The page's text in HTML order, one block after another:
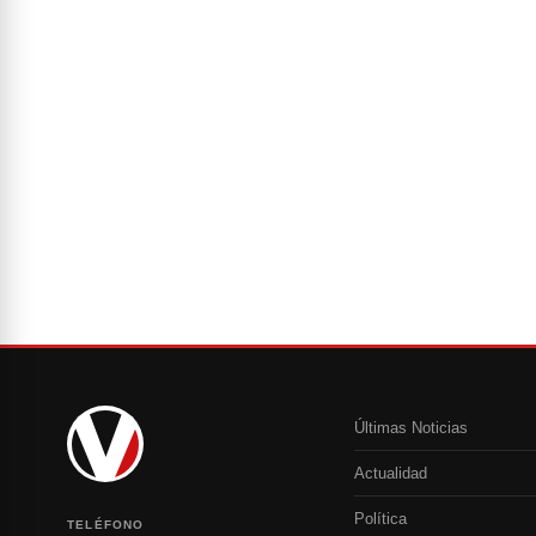
TELÉFONO
Últimas Noticias
Actualidad
Política